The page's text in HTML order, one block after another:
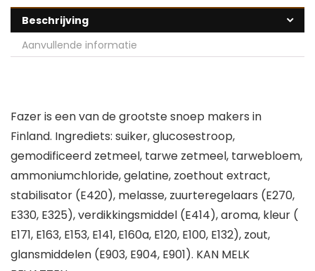
Beschrijving
Aanvullende informatie
Fazer is een van de grootste snoep makers in
Finland. Ingrediets: suiker, glucosestroop,
gemodificeerd zetmeel, tarwe zetmeel, tarwebloem,
ammoniumchloride, gelatine, zoethout extract,
stabilisator (E420), melasse, zuurteregelaars (E270,
E330, E325), verdikkingsmiddel (E414), aroma, kleur (
E171, E163, E153, E141, E160a, E120, E100, E132), zout,
glansmiddelen (E903, E904, E901). KAN MELK